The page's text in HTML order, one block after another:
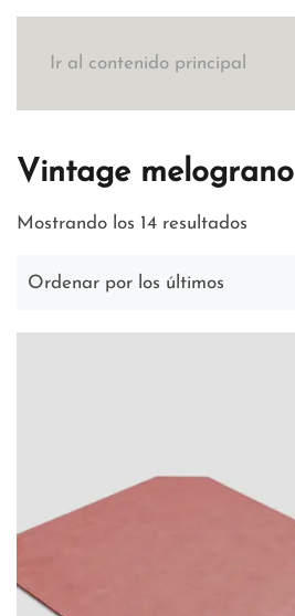
Ir al contenido principal
Vintage melograno
Mostrando los 14 resultados